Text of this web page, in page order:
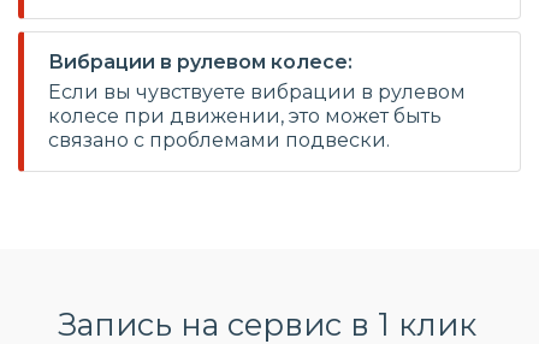
Вибрации в рулевом колесе:
Если вы чувствуете вибрации в рулевом
колесе при движении, это может быть
связано с проблемами подвески.
Запись на сервис в 1 клик